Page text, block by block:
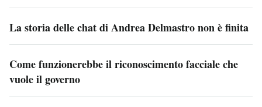
La storia delle chat di Andrea Delmastro non è finita
Come funzionerebbe il riconoscimento facciale che
vuole il governo